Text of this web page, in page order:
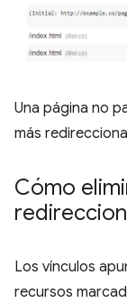
Una página no
más
Cómo
Los vínculos
recursos